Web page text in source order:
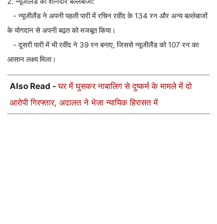
- न्यूजीलैंड ने अपनी पहली पारी में रचिन रवींद के 134 रन और अन्य बल्लेबाजों
के योगदान से अपनी बढ़त को मजबूत किया।
- दूसरी पारी में भी रवींद ने 39 रन बनाए, जिससे न्यूजीलैंड को 107 रन का
आसान लक्ष्य मिला।
Also Read -घर में घुसकर नाबालिग से दुष्कर्म के मामले में दो
आरोपी गिरफ्तार, अदालत ने भेजा न्यायिक हिरासत में